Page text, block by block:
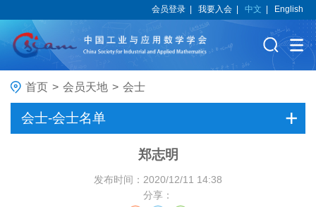
会员登录 |我要入会 |中文 English
首页 > 会员天地 > 会士
会士-会士名单
郑志明
发布时间：2020/12/11 14:38
分享：